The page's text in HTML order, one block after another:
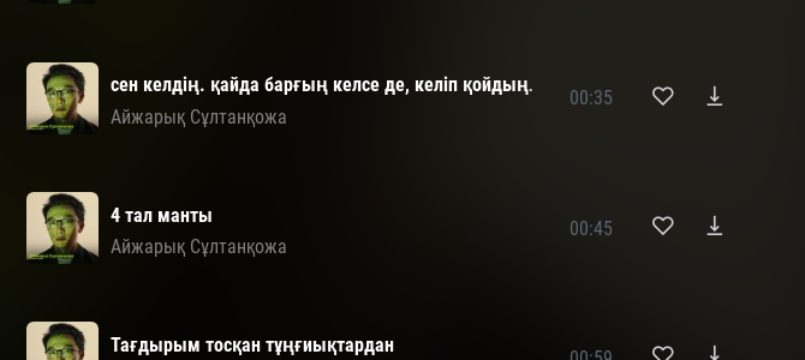
сен келдің. қайда барғың келсе де, келіп қойдың․
Айжарық Сұлтанқожа
00:35
4 тал манты
Айжарық Сұлтанқожа
00:45
Тағдырым тосқан тұңғиықтардан